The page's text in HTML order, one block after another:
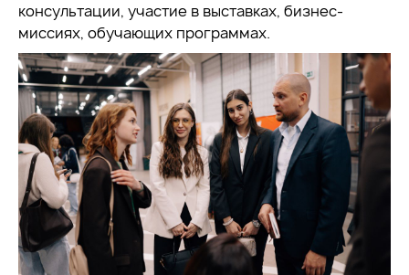
консультации, участие в выставках, бизнес-
миссиях, обучающих программах.